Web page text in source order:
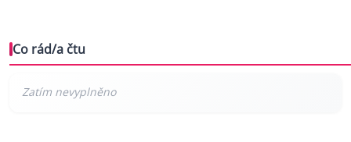
Co rád/a čtu